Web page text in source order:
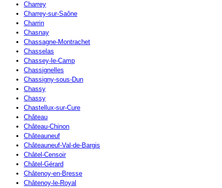
Charrey
Charrey-sur-Saône
Charrin
Chasnay
Chassagne-Montrachet
Chasselas
Chassey-le-Camp
Chassignelles
Chassigny-sous-Dun
Chassy
Chassy
Chastellux-sur-Cure
Château
Château-Chinon
Châteauneuf
Châteauneuf-Val-de-Bargis
Châtel-Censoir
Châtel-Gérard
Châtenoy-en-Bresse
Châtenoy-le-Royal